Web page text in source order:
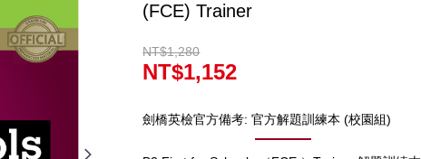
(FCE) Trainer
NT$1,280
NT$1,152
劍橋英檢官方備考: 官方解題訓練本 (校園組)